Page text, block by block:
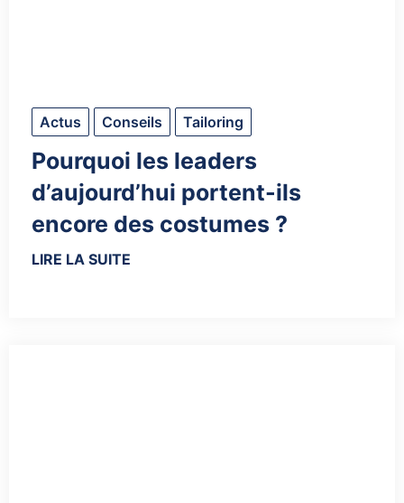
Actus Conseils Tailoring
Pourquoi les leaders
d’aujourd’hui portent-ils
encore des costumes ?
LIRE LA SUITE